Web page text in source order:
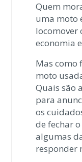
Quem
uma moto
locomover
economia
Mas como
moto
Quais são
para
os
de fechar o
algumas
responder